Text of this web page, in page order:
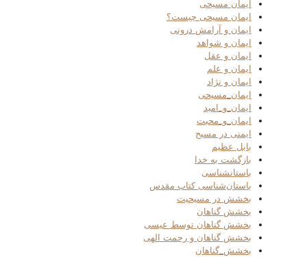
ایمان مسیحی
ایمان مسیحی چیست؟
ایمان و آرامش درونی
ایمان و شواهد
ایمان و عقل
ایمان و علم
ایمان و نژاد
ایمان_مسیحی
ایمان_و_امید
ایمان_و_محبت
ایمنی در مسیح
بابل عظیم
بازگشت به خدا
باستانشناسی
باستان‌شناسی کتاب مقدس
بخشش در مسیحیت
بخشش گناهان
بخشش گناهان توسط عیسی
بخشش گناهان و رحمت الهی
بخشش_گناهان